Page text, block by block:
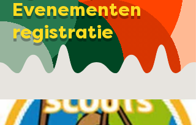
Evenementen
registratie